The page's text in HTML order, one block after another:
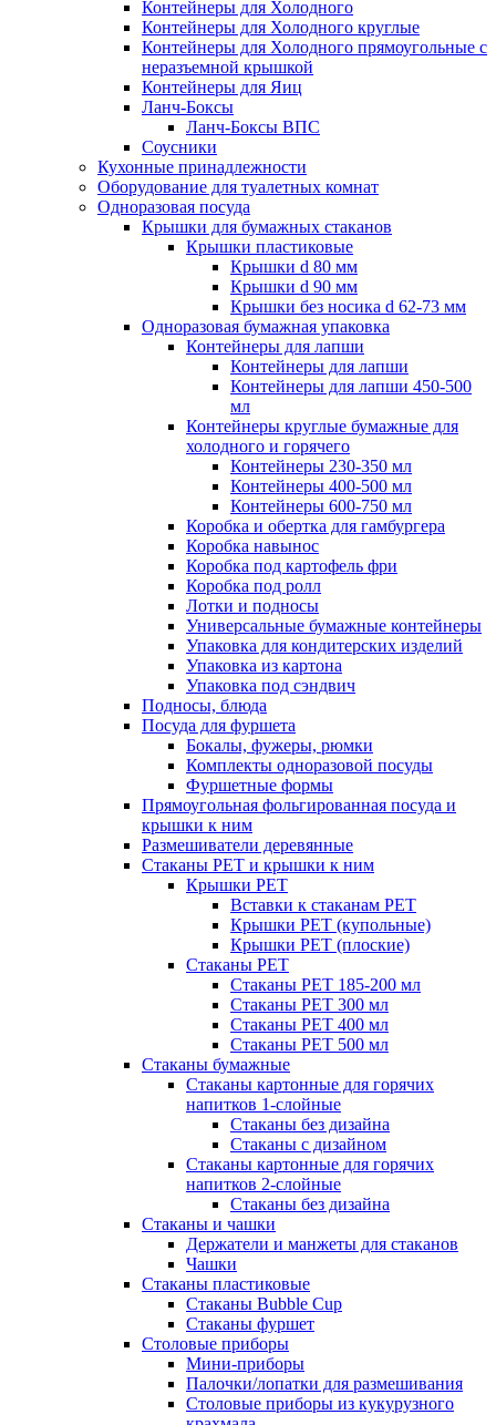
Контейнеры для Холодного
Контейнеры для Холодного круглые
Контейнеры для Холодного прямоугольные с
неразъемной крышкой
Контейнеры для Яиц
Ланч-Боксы
Ланч-Боксы ВПС
Соусники
Кухонные принадлежности
Оборудование для туалетных комнат
Одноразовая посуда
Крышки для бумажных стаканов
Крышки пластиковые
Крышки d 80 мм
Крышки d 90 мм
Крышки без носика d 62-73 мм
Одноразовая бумажная упаковка
Контейнеры для лапши
Контейнеры для лапши
Контейнеры для лапши 450-500
мл
Контейнеры круглые бумажные для
холодного и горячего
Контейнеры 230-350 мл
Контейнеры 400-500 мл
Контейнеры 600-750 мл
Коробка и обертка для гамбургера
Коробка навынос
Коробка под картофель фри
Коробка под ролл
Лотки и подносы
Универсальные бумажные контейнеры
Упаковка для кондитерских изделий
Упаковка из картона
Упаковка под сэндвич
Подносы, блюда
Посуда для фуршета
Бокалы, фужеры, рюмки
Комплекты одноразовой посуды
Фуршетные формы
Прямоугольная фольгированная посуда и
крышки к ним
Размешиватели деревянные
Стаканы PET и крышки к ним
Крышки PET
Вставки к стаканам PET
Крышки PET (купольные)
Крышки PET (плоские)
Стаканы PET
Стаканы PET 185-200 мл
Стаканы PET 300 мл
Стаканы PET 400 мл
Стаканы PET 500 мл
Стаканы бумажные
Стаканы картонные для горячих
напитков 1-слойные
Стаканы без дизайна
Стаканы с дизайном
Стаканы картонные для горячих
напитков 2-слойные
Стаканы без дизайна
Стаканы и чашки
Держатели и манжеты для стаканов
Чашки
Стаканы пластиковые
Стаканы Bubble Cup
Стаканы фуршет
Столовые приборы
Мини-приборы
Палочки/лопатки для размешивания
Столовые приборы из кукурузного